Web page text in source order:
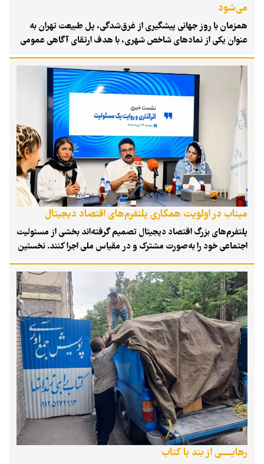
می‌شود
همزمان با روز جهانی پیشگیری از غرق‌شدگی، پل طبیعت تهران به
عنوان یکی از نمادهای شاخص شهری، با هدف ارتقای آگاهی عمومی
در خصوص ایمنی فعالیت‌های آبی و کاهش حوادث ناگوار، به رنگ
آبی درمی‌آید.
میناب در اولویت همکاری پلتفرم‌های اقتصاد دیجیتال
پلتفرم‌های بزرگ اقتصاد دیجیتال تصمیم گرفته‌اند بخشی از مسئولیت
اجتماعی خود را به‌صورت مشترک و در مقیاس ملی اجرا کنند. نخستین
گام این همکاری با دو پروژه «ورد اسکیلز ۲۰۲۶» و «میناب» آغاز
شده است؛ پروژه‌هایی که با هدف توسعه سرمایه انسانی، گسترش
فراگیری دیجیتال و تقویت مسئولیت اجتماعی شرکتی طراحی شده‌اند.
با این حال، مسئولان انجمن تأکید می‌کنند این برنامه‌ها هنوز در آغاز
مسیر قرار دارند و برای رسیدن به نتایج ملموس به زمان نیاز است.
رهایــــــی از بند با کتاب